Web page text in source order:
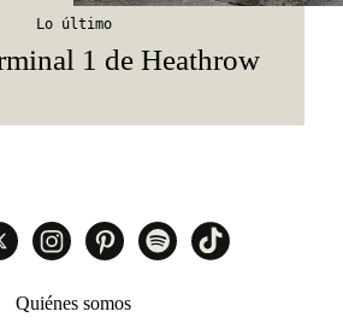
Lo último
1 de Heathrow
Quiénes somos